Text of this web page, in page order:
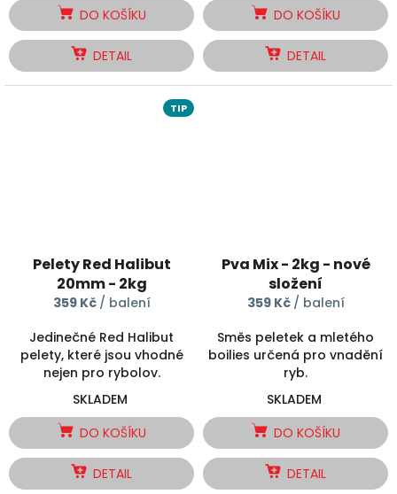
DO KOŠÍKU
DETAIL
DO KOŠÍKU
DETAIL
TIP
Pelety Red Halibut
20mm - 2kg
359 Kč / balení
Jedinečné Red Halibut
pelety, které jsou vhodné
nejen pro rybolov.
SKLADEM
DO KOŠÍKU
DETAIL
Pva Mix - 2kg - nové
složení
359 Kč / balení
Směs peletek a mletého
boilies určená pro vnadění
ryb.
SKLADEM
DO KOŠÍKU
DETAIL